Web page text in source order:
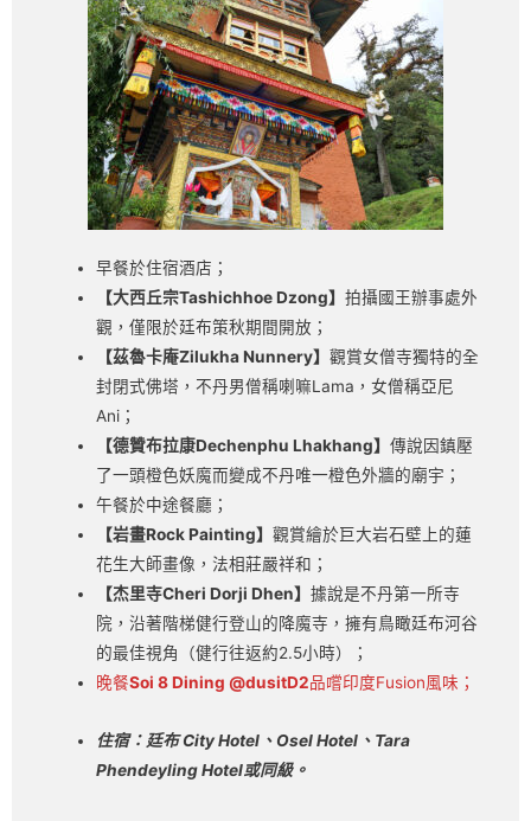
早餐於住宿酒店；
【大西丘宗Tashichhoe Dzong】拍攝國王辦事處外
觀，僅限於廷布策秋期間開放；
【茲魯卡庵Zilukha Nunnery】觀賞女僧寺獨特的全
封閉式佛塔，不丹男僧稱喇嘛Lama，女僧稱亞尼
Ani；
【德贊布拉康Dechenphu Lhakhang】傳說因鎮壓
了一頭橙色妖魔而變成不丹唯一橙色外牆的廟宇；
午餐於中途餐廳；
【岩畫Rock Painting】觀賞繪於巨大岩石壁上的蓮
花生大師畫像，法相莊嚴祥和；
【杰里寺Cheri Dorji Dhen】據說是不丹第一所寺
院，沿著階梯健行登山的降魔寺，擁有鳥瞰廷布河谷
的最佳視角（健行往返約2.5小時）；
晚餐Soi 8 Dining @dusitD2品嚐印度Fusion風味；
住宿：廷布City Hotel 、 Osel Hotel 、 Tara
Phendeyling Hotel或同級。